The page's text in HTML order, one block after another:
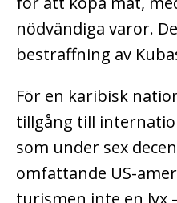
nödvändiga varor.
bestraffning av
För en karibisk
tillgång till
som under sex
omfattande US-